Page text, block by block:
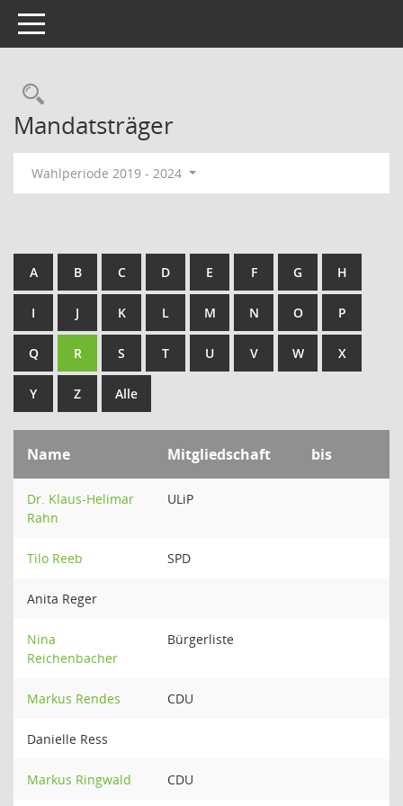
Toggle navigation
Rechercheauswahl
Mandatsträger
Wahlperiode 2019 - 2024
A B C D E F G H
I J K L M N O P
Q R S T U V W X
Y Z Alle
Name Mitgliedschaft bis
Dr. Klaus-Helimar
Rahn
ULiP
Tilo Reeb SPD
Anita Reger
Nina
Reichenbacher
Bürgerliste
Markus Rendes CDU
Danielle Ress
Markus Ringwald CDU